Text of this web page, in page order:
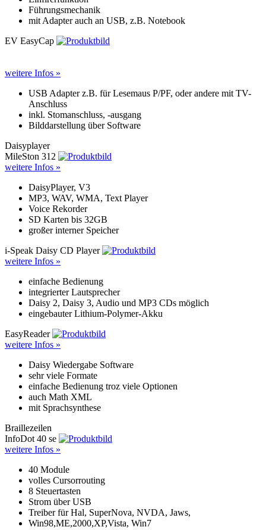
Führungsmechanik
mit Adapter auch an USB, z.B. Notebook
EV EasyCap
weitere Infos »
USB Adapter z.B. für Lesemaus P/PF, oder andere mit TV-
Anschluss
inkl. Stomanschluss, -ausgang
Bilddarstellung über Software
Daisyplayer
MileSton 312
weitere Infos »
DaisyPlayer, V3
MP3, WAV, WMA, Text Player
Voice Rekorder
SD Karten bis 32GB
großer interner Speicher
i-Speak Daisy CD Player
weitere Infos »
einfache Bedienung
integrierter Lautsprecher
Daisy 2, Daisy 3, Audio und MP3 CDs möglich
eingebauter Lithium-Polymer-Akku
EasyReader
weitere Infos »
Daisy Wiedergabe Software
sehr viele Formate
einfache Bedienung troz viele Optionen
auch Math XML
mit Sprachsynthese
Braillezeilen
InfoDot 40 se
weitere Infos »
40 Module
volles Cursorrouting
8 Steuertasten
Strom über USB
Treiber für Hal, SuperNova, NVDA, Jaws,
Win98,ME,2000,XP,Vista, Win7